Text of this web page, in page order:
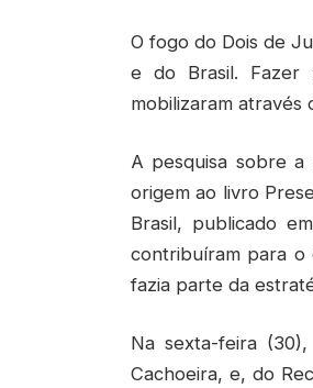
O fogo do Dois de
e do Brasil. Fazer
mobilizaram através
A pesquisa sobre a
origem ao livro
Brasil, publicado
contribuíram para o
fazia parte da
Na sexta-feira
Cachoeira, e, do